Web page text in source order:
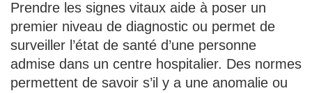
Prendre les signes vitaux aide à poser un
premier niveau de diagnostic ou permet de
surveiller l’état de santé d’une personne
admise dans un centre hospitalier. Des normes
permettent de savoir s’il y a une anomalie ou